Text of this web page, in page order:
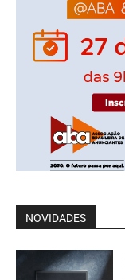
NOVIDADES